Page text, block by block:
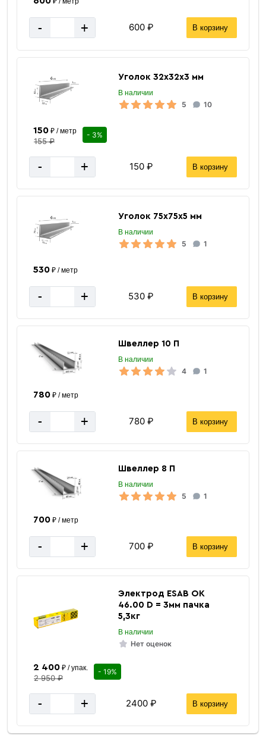
- + 600 ₽ В корзину
Уголок 32х32х3 мм
В наличии
5 10
150₽ / метр
155 ₽
- 3%
- + 150 ₽ В корзину
Уголок 75х75х5 мм
В наличии
5 1
530₽ / метр
- + 530 ₽ В корзину
Швеллер 10 П
В наличии
4 1
780₽ / метр
- + 780 ₽ В корзину
Швеллер 8 П
В наличии
5 1
700₽ / метр
- + 700 ₽ В корзину
Электрод ESAB ОК
46.00 D = 3мм пачка
5,3кг
В наличии
Нет оценок
2 400₽ / упак.
2 950 ₽
- 19%
- + 2400 ₽ В корзину